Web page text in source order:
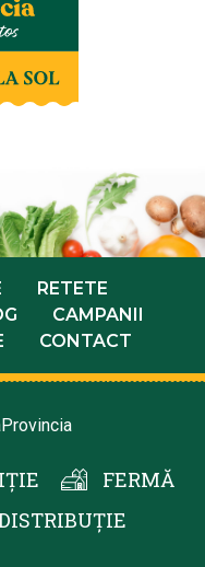
RETETE
CAMPANII
CONTACT
FERMĂ